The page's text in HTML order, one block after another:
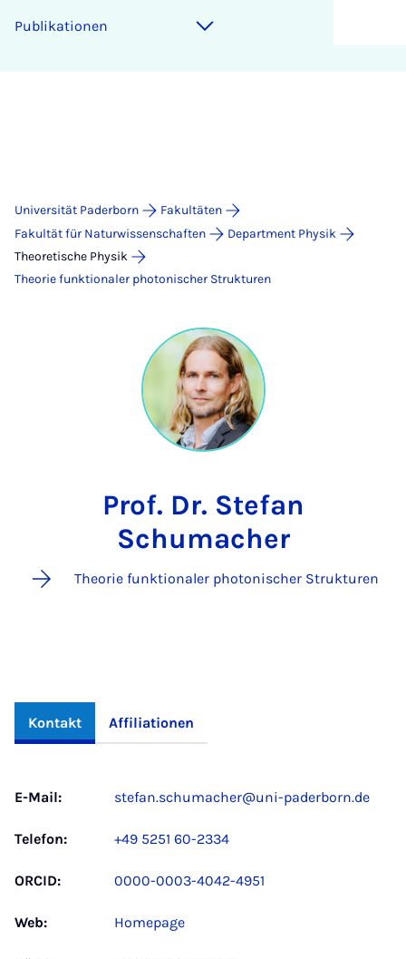
Publikationen
Universität Paderborn
Fakultäten
Fakultät für Naturwissenschaften
Department Physik
Theoretische Physik
Theorie funktionaler photonischer Strukturen
Prof. Dr. Stefan
Schumacher
Theorie funktionaler photonischer Strukturen
Kontakt Affiliationen
E-Mail: stefan.schumacher@uni-paderborn.de
Telefon: +49 5251 60-2334
ORCID: 0000-0003-4042-4951
Web: Homepage